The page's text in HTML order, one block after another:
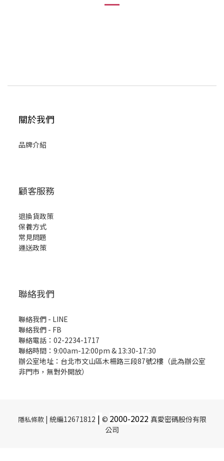
關於我們
品牌介紹
顧客服務
退換貨政策
保養方式
常見問題
運送政策
聯絡我們
聯絡我們 - LINE
聯絡我們 - FB
聯絡電話：02-2234-1717
聯絡時間：9:00am-12:00pm & 13:30-17:30
辦公室地址：台北市文山區木柵路三段87號2樓（此為辦公室
非門市，無對外開放）
隱私條款| 統編12671812 | © 2000-2022 真愛密碼股份有限
公司